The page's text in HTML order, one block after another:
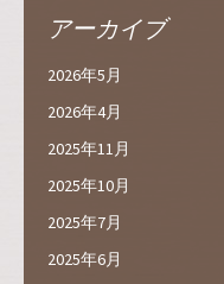
アーカイブ
2026年5月
2026年4月
2025年11月
2025年10月
2025年7月
2025年6月